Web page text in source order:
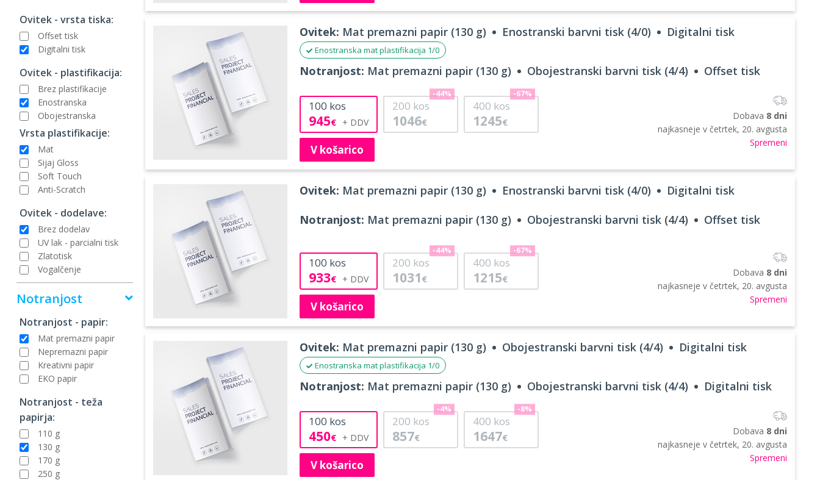
Ovitek - vrsta tiska:
Offset tisk
Digitalni tisk
Ovitek - plastifikacija:
Brez plastifikacije
Enostranska
Obojestranska
Vrsta plastifikacije:
Mat
Sijaj Gloss
Soft Touch
Anti-Scratch
Ovitek - dodelave:
Brez dodelav
UV lak - parcialni tisk
Zlatotisk
Vogalčenje
Notranjost
Notranjost - papir:
Mat premazni papir
Nepremazni papir
Kreativni papir
EKO papir
Notranjost - teža
papirja:
110 g
130 g
170 g
250 g
Ovitek: Mat premazni papir (130 g) Enostranski barvni tisk (4/0) Digitalni tisk
Enostranska mat plastifikacija 1/0
Notranjost: Mat premazni papir (130 g) Obojestranski barvni tisk (4/4) Offset tisk
100 kos
945€
200 kos
1046€
-44%
400 kos
1245€
-67%
V košarico
Dobava 8 dni
najkasneje v četrtek, 20. avgusta
Spremeni
Ovitek: Mat premazni papir (130 g) Enostranski barvni tisk (4/0) Digitalni tisk
Notranjost: Mat premazni papir (130 g) Obojestranski barvni tisk (4/4) Offset tisk
100 kos
933€
200 kos
1031 €
-44%
400 kos
1215€
-67%
V košarico
Dobava 8 dni
najkasneje v četrtek, 20. avgusta
Spremeni
Ovitek: Mat premazni papir (130 g) Obojestranski barvni tisk (4/4) Digitalni tisk
Enostranska mat plastifikacija 1/0
Notranjost: Mat premazni papir (130 g) Obojestranski barvni tisk (4/4) Digitalni tisk
100 kos
450€
200 kos
857€
-4%
400 kos
1647€
-8%
V košarico
Dobava 8 dni
najkasneje v četrtek, 20. avgusta
Spremeni